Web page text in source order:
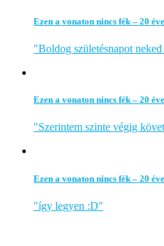
Ezen a vonaton nincs fék – 20
"Boldog születésnapot
Ezen a vonaton nincs fék – 20
"Szerintem szinte végig
Ezen a vonaton nincs fék – 20
"így legyen :D"